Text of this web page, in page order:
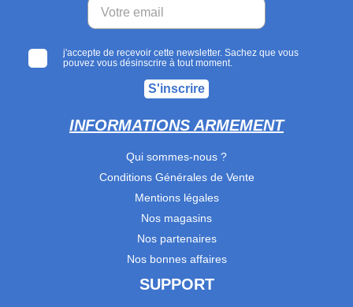
j'accepte de recevoir cette newsletter. Sachez que vous
pouvez vous désinscrire à tout moment.
S'inscrire
INFORMATIONS ARMEMENT
Qui sommes-nous ?
Conditions Générales de Vente
Mentions légales
Nos magasins
Nos partenaires
Nos bonnes affaires
SUPPORT